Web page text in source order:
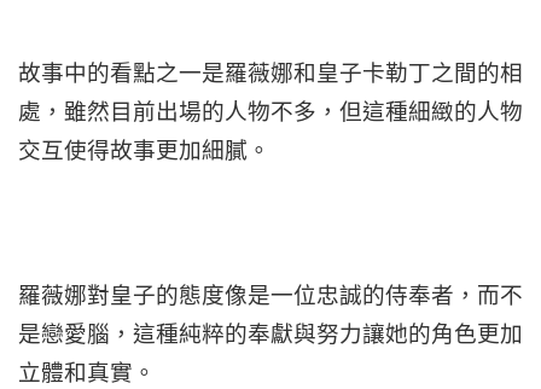
故事中的看點之一是羅薇娜和皇子卡勒丁之間的相
處，雖然目前出場的人物不多，但這種細緻的人物
交互使得故事更加細膩。
羅薇娜對皇子的態度像是一位忠誠的侍奉者，而不
是戀愛腦，這種純粹的奉獻與努力讓她的角色更加
立體和真實。